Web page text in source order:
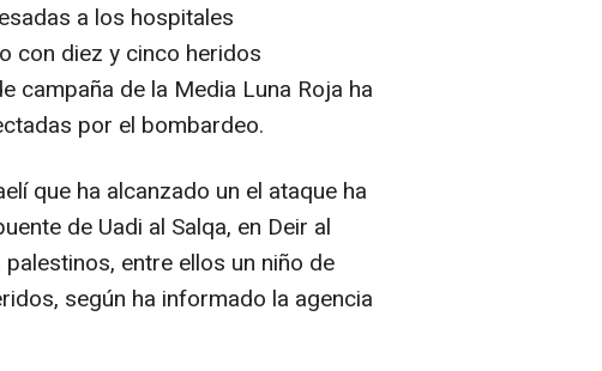
a los hospitales
con diez y cinco heridos
campaña de la Media Luna Roja ha
por el bombardeo.
que ha alcanzado un el ataque ha
de Uadi al Salqa, en Deir al
entre ellos un niño de
según ha informado la agencia